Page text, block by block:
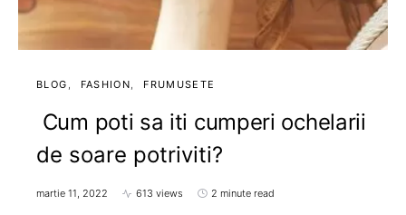
BLOG FASHION FRUMUSETE
Cum poti sa iti cumperi ochelarii
de soare potriviti?
martie 11, 2022 613 views 2 minute read